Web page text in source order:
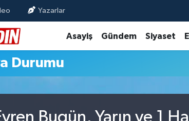
Yazarlar
Asayiş Gündem Siyaset
Durumu
Bugün, Yarın ve 1